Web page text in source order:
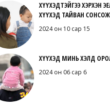
ХҮҮХЭДТЭЙГЭЭ ХЭРХЭН
ХҮҮХЭД ТАЙВАН
2024 он 10 сар 15
ХҮҮХЭД МИНЬ ХЭЛД
2024 он 06 сар 6